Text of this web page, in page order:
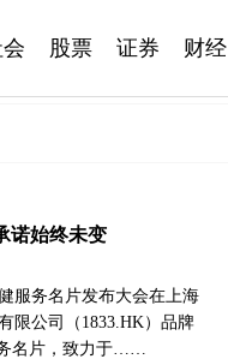
股票 证券 财经
诺始终未变
服务名片发布大会在上海
限公司（1833.HK）品牌
务名片，致力于……